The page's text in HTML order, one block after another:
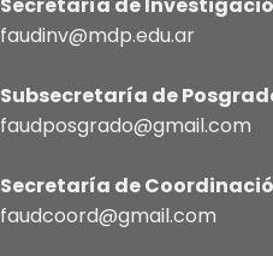
faudinv@mdp.edu.ar
Subsecretaría de
faudposgrado@gmail.com
Secretaría de
faudcoord@gmail.com